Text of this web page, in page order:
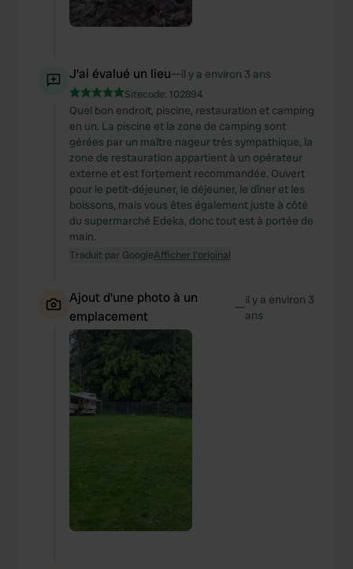
J'ai évalué un lieu—il y a environ 3 ans
Sitecode: 102894
Quel bon endroit, piscine, restauration et camping
en un. La piscine et la zone de camping sont
gérées par un maître nageur très sympathique, la
zone de restauration appartient à un opérateur
externe et est fortement recommandée. Ouvert
pour le petit-déjeuner, le déjeuner, le dîner et les
boissons, mais vous êtes également juste à côté
du supermarché Edeka, donc tout est à portée de
main.
Traduit par GoogleAfficher l'original
Ajout d'une photo à un
emplacement
—il y a environ 3
ans